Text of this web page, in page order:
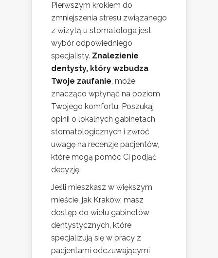
Pierwszym krokiem do
zmniejszenia stresu związanego
z wizytą u stomatologa jest
wybór odpowiedniego
specjalisty. Znalezienie
dentysty, który wzbudza
Twoje zaufanie, może
znacząco wpłynąć na poziom
Twojego komfortu. Poszukaj
opinii o lokalnych gabinetach
stomatologicznych i zwróć
uwagę na recenzje pacjentów,
które mogą pomóc Ci podjąć
decyzję.
Jeśli mieszkasz w większym
mieście, jak Kraków, masz
dostęp do wielu gabinetów
dentystycznych, które
specjalizują się w pracy z
pacjentami odczuwającymi